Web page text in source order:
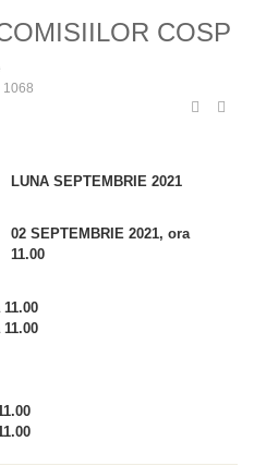
COSP
1068
LUNA SEPTEMBRIE 2021
02 SEPTEMBRIE 2021, ora
11.00